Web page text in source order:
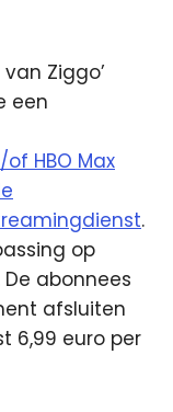
Ziggo’
een
HBO Max
.
op
abonnees
afsluiten
6,99 euro per